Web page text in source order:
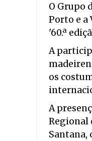
O Grupo
Porto e
'60.ª
A
os
A
Regional
Santana,